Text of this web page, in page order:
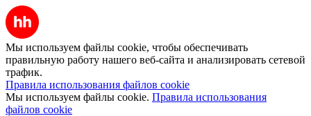
Мы используем файлы cookie, чтобы обеспечивать
правильную работу нашего веб-сайта и анализировать сетевой
трафик.
Правила использования файлов cookie
Мы используем файлы cookie. Правила использования
файлов cookie